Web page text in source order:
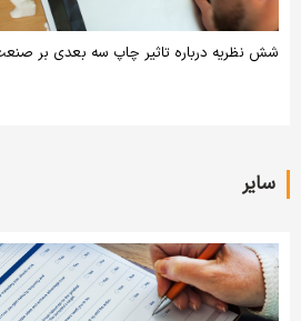
شش نظریه درباره تاثیر چاپ سه بعدی بر
سایر